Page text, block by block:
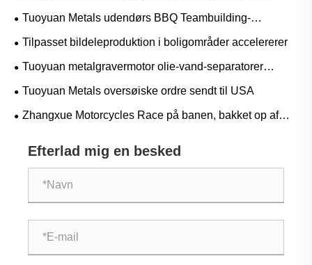
mekaniske dele til amerikansk kunde med streng
Tuoyuan Metals udendørs BBQ Teambuilding-
begivenhed afsluttes med succes
Tilpasset bildeleproduktion i boligområder accelererer
Tuoyuan metalgravermotor olie-vand-separatorer
afsendt i dag
Tuoyuan Metals oversøiske ordre sendt til USA
Zhangxue Motorcycles Race på banen, bakket op af
Efterlad mig en besked